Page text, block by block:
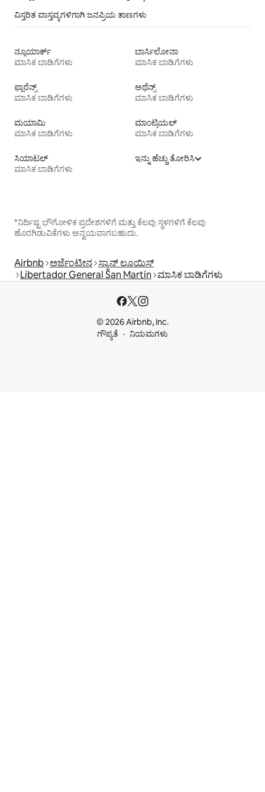
ವಿಸ್ತರಿತ ವಾಸ್ತವ್ಯಗಳಿಗಾಗಿ ಜನಪ್ರಿಯ ತಾಣಗಳು
ನ್ಯೂಯಾರ್ಕ್
ಮಾಸಿಕ ಬಾಡಿಗೆಗಳು
ಬಾರ್ಸಿಲೋನಾ
ಮಾಸಿಕ ಬಾಡಿಗೆಗಳು
ಫ್ಲಾರೆನ್ಸ್
ಮಾಸಿಕ ಬಾಡಿಗೆಗಳು
ಅಥೆನ್ಸ್
ಮಾಸಿಕ ಬಾಡಿಗೆಗಳು
ಮಯಾಮಿ
ಮಾಸಿಕ ಬಾಡಿಗೆಗಳು
ಮಾಂಟ್ರಿಯಲ್
ಮಾಸಿಕ ಬಾಡಿಗೆಗಳು
ಸಿಯಾಟಲ್
ಮಾಸಿಕ ಬಾಡಿಗೆಗಳು
ಇನ್ನು ಹೆಚ್ಚು ತೋರಿಸಿ
*ನಿರ್ದಿಷ್ಟ ಭೌಗೋಳಿಕ ಪ್ರದೇಶಗಳಿಗೆ ಮತ್ತು ಕೆಲವು ಸ್ಥಳಗಳಿಗೆ ಕೆಲವು
ಹೊರಗಿಡುವಿಕೆಗಳು ಅನ್ವಯವಾಗಬಹುದು.
Airbnb ಅರ್ಜೆಂಟೀನ ಸ್ಯಾನ್ ಲೂಯಿಸ್
Libertador General San Martín ಮಾಸಿಕ ಬಾಡಿಗೆಗಳು
© 2026 Airbnb, Inc.
ಗೌಪ್ಯತೆ
ನಿಯಮಗಳು